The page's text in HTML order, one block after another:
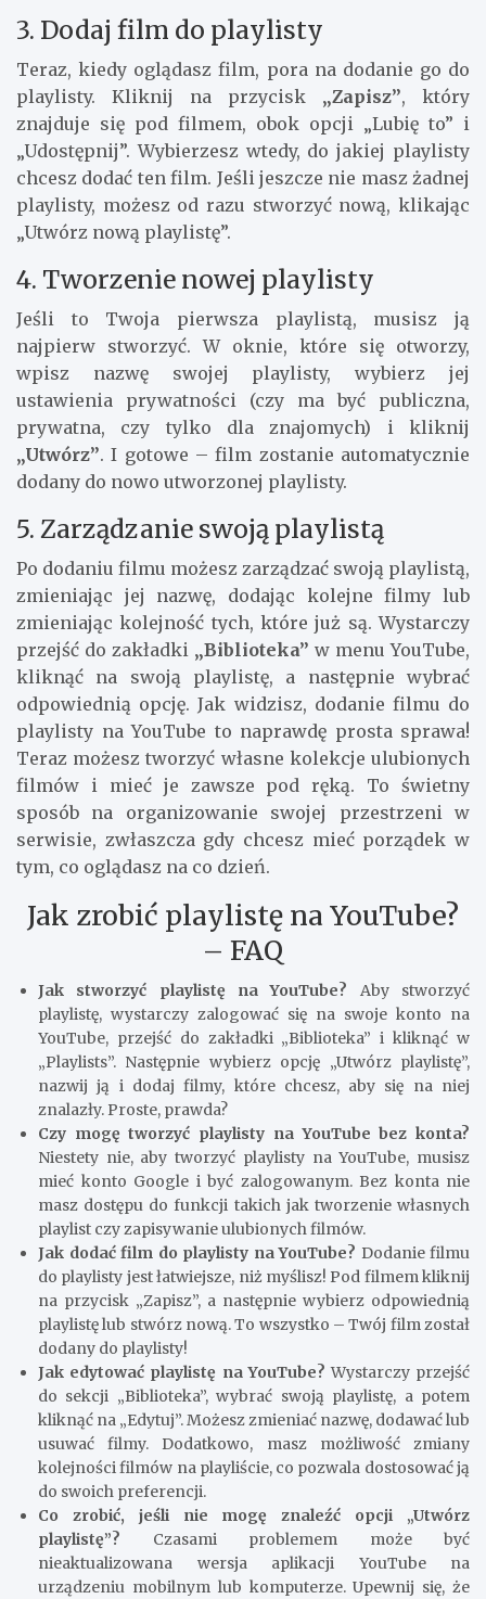
3. Dodaj film do playlisty
Teraz, kiedy oglądasz film, pora na dodanie go do
playlisty. Kliknij na przycisk „Zapisz”, który
znajduje się pod filmem, obok opcji „Lubię to” i
„Udostępnij”. Wybierzesz wtedy, do jakiej playlisty
chcesz dodać ten film. Jeśli jeszcze nie masz żadnej
playlisty, możesz od razu stworzyć nową, klikając
„Utwórz nową playlistę”.
4. Tworzenie nowej playlisty
Jeśli to Twoja pierwsza playlistą, musisz ją
najpierw stworzyć. W oknie, które się otworzy,
wpisz nazwę swojej playlisty, wybierz jej
ustawienia prywatności (czy ma być publiczna,
prywatna, czy tylko dla znajomych) i kliknij
„Utwórz”. I gotowe – film zostanie automatycznie
dodany do nowo utworzonej playlisty.
5. Zarządzanie swoją playlistą
Po dodaniu filmu możesz zarządzać swoją playlistą,
zmieniając jej nazwę, dodając kolejne filmy lub
zmieniając kolejność tych, które już są. Wystarczy
przejść do zakładki „Biblioteka” w menu YouTube,
kliknąć na swoją playlistę, a następnie wybrać
odpowiednią opcję. Jak widzisz, dodanie filmu do
playlisty na YouTube to naprawdę prosta sprawa!
Teraz możesz tworzyć własne kolekcje ulubionych
filmów i mieć je zawsze pod ręką. To świetny
sposób na organizowanie swojej przestrzeni w
serwisie, zwłaszcza gdy chcesz mieć porządek w
tym, co oglądasz na co dzień.
Jak zrobić playlistę na YouTube?
– FAQ
Jak stworzyć playlistę na YouTube? Aby stworzyć
playlistę, wystarczy zalogować się na swoje konto na
YouTube, przejść do zakładki „Biblioteka” i kliknąć w
„Playlists”. Następnie wybierz opcję „Utwórz playlistę”,
nazwij ją i dodaj filmy, które chcesz, aby się na niej
znalazły. Proste, prawda?
Czy mogę tworzyć playlisty na YouTube bez konta?
Niestety nie, aby tworzyć playlisty na YouTube, musisz
mieć konto Google i być zalogowanym. Bez konta nie
masz dostępu do funkcji takich jak tworzenie własnych
playlist czy zapisywanie ulubionych filmów.
Jak dodać film do playlisty na YouTube? Dodanie filmu
do playlisty jest łatwiejsze, niż myślisz! Pod filmem kliknij
na przycisk „Zapisz”, a następnie wybierz odpowiednią
playlistę lub stwórz nową. To wszystko – Twój film został
dodany do playlisty!
Jak edytować playlistę na YouTube? Wystarczy przejść
do sekcji „Biblioteka”, wybrać swoją playlistę, a potem
kliknąć na „Edytuj”. Możesz zmieniać nazwę, dodawać lub
usuwać filmy. Dodatkowo, masz możliwość zmiany
kolejności filmów na playliście, co pozwala dostosować ją
do swoich preferencji.
Co zrobić, jeśli nie mogę znaleźć opcji „Utwórz
playlistę”? Czasami problemem może być
nieaktualizowana wersja aplikacji YouTube na
urządzeniu mobilnym lub komputerze. Upewnij się, że